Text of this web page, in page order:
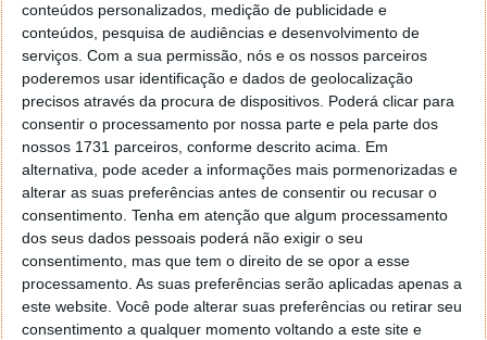
conteúdos personalizados, medição de publicidade e
conteúdos, pesquisa de audiências e desenvolvimento de
serviços. Com a sua permissão, nós e os nossos parceiros
poderemos usar identificação e dados de geolocalização
precisos através da procura de dispositivos. Poderá clicar para
consentir o processamento por nossa parte e pela parte dos
nossos 1731 parceiros, conforme descrito acima. Em
alternativa, pode aceder a informações mais pormenorizadas e
alterar as suas preferências antes de consentir ou recusar o
consentimento. Tenha em atenção que algum processamento
dos seus dados pessoais poderá não exigir o seu
consentimento, mas que tem o direito de se opor a esse
processamento. As suas preferências serão aplicadas apenas a
este website. Você pode alterar suas preferências ou retirar seu
consentimento a qualquer momento voltando a este site e
Vítor M.
7 de Novembro de 2005 às 01:39
@Reporter
Desculpa mas o link funciona. Seja como for segue por mail
o MSn Messenger 8.
Responder
Vítor M.
7 de Novembro de 2005 às 11:21
@Rui
Tens de encontrar o que te falei. Faz da seguinte maneira,
janela iniciar e no topo dessa janela com o botão direito do
rato faz propriedades. Depois no separador Menu ‘Iniciar’
clica no botão ‘Personalizar’ aí encontrarás no separador
geral a opção para escolheres o Browser com que queres